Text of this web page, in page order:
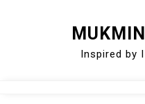
Inspired by